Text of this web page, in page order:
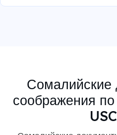
Сомалийские
соображения